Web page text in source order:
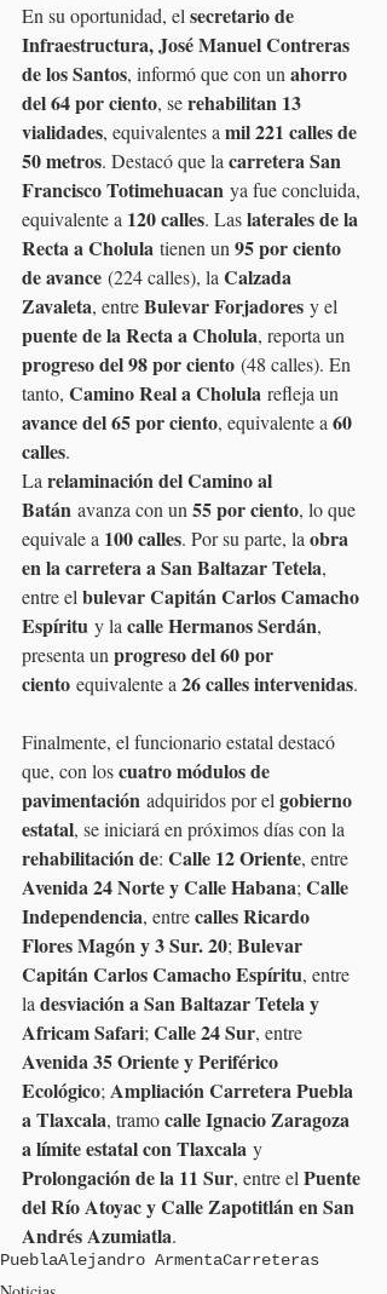
En su oportunidad, el secretario de
Infraestructura, José Manuel Contreras
de los Santos, informó que con un ahorro
del 64 por ciento, se rehabilitan 13
vialidades, equivalentes a mil 221 calles de
50 metros. Destacó que la carretera San
Francisco Totimehuacan ya fue concluida,
equivalente a 120 calles. Las laterales de la
Recta a Cholula tienen un 95 por ciento
de avance (224 calles), la Calzada
Zavaleta, entre Bulevar Forjadores y el
puente de la Recta a Cholula, reporta un
progreso del 98 por ciento (48 calles). En
tanto, Camino Real a Cholula refleja un
avance del 65 por ciento, equivalente a 60
calles.
La relaminación del Camino al
Batán avanza con un 55 por ciento, lo que
equivale a 100 calles. Por su parte, la obra
en la carretera a San Baltazar Tetela,
entre el bulevar Capitán Carlos Camacho
Espíritu y la calle Hermanos Serdán,
presenta un progreso del 60 por
ciento equivalente a 26 calles intervenidas.
Finalmente, el funcionario estatal destacó
que, con los cuatro módulos de
pavimentación adquiridos por el gobierno
estatal, se iniciará en próximos días con la
rehabilitación de: Calle 12 Oriente, entre
Avenida 24 Norte y Calle Habana; Calle
Independencia, entre calles Ricardo
Flores Magón y 3 Sur. 20; Bulevar
Capitán Carlos Camacho Espíritu, entre
la desviación a San Baltazar Tetela y
Africam Safari; Calle 24 Sur, entre
Avenida 35 Oriente y Periférico
Ecológico; Ampliación Carretera Puebla
a Tlaxcala, tramo calle Ignacio Zaragoza
a límite estatal con Tlaxcala y
Prolongación de la 11 Sur, entre el Puente
del Río Atoyac y Calle Zapotitlán en San
Andrés Azumiatla.
PueblaAlejandro ArmentaCarreteras